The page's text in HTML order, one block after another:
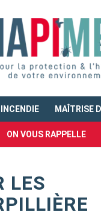
MAÎTRISE
ON VOUS RAPPELLE
LES